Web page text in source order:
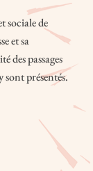
sociale de
et sa
des passages
présentés.